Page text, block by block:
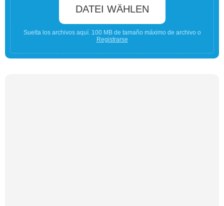
DATEI WÄHLEN
Suelta los archivos aquí. 100 MB de tamaño máximo de archivo o
Registrarse